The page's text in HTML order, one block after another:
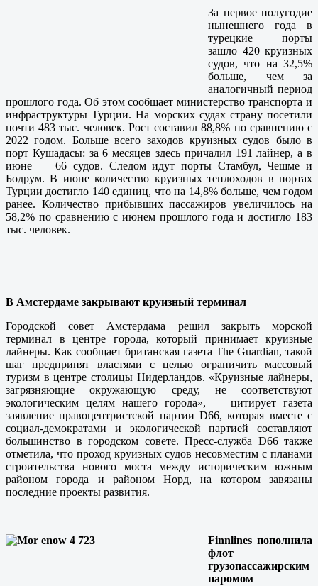
За первое полугодие
нынешнего года в
турецкие порты
зашло 420 круизных
судов, что на 32,5%
больше, чем за
аналогичный период
прошлого года. Об этом сообщает министерство транспорта и
инфраструктуры Турции. На морских судах страну посетили
почти 483 тыс. человек. Рост составил 88,8% по сравнению с
2022 годом. Больше всего заходов круизных судов было в
порт Кушадасы: за 6 месяцев здесь причалил 191 лайнер, а в
июне — 66 судов. Следом идут порты Стамбул, Чешме и
Бодрум. В июне количество круизных теплоходов в портах
Турции достигло 140 единиц, что на 14,8% больше, чем годом
ранее. Количество прибывших пассажиров увеличилось на
58,2% по сравнению с июнем прошлого года и достигло 183
тыс. человек.
В Амстердаме закрывают круизный терминал
Городской совет Амстердама решил закрыть морской
терминал в центре города, который принимает круизные
лайнеры. Как сообщает британская газета The Guardian, такой
шаг предпринят властями с целью ограничить массовый
туризм в центре столицы Нидерландов. «Круизные лайнеры,
загрязняющие окружающую среду, не соответствуют
экологическим целям нашего города», — цитирует газета
заявление правоцентристской партии D66, которая вместе с
социал-демократами и экологической партией составляют
большинство в городском совете. Пресс-служба D66 также
отметила, что проход круизных судов несовместим с планами
строительства нового моста между историческим южным
районом города и районом Норд, на котором завязаны
последние проекты развития.
Finnlines пополнила
флот
грузопассажирским
паромом